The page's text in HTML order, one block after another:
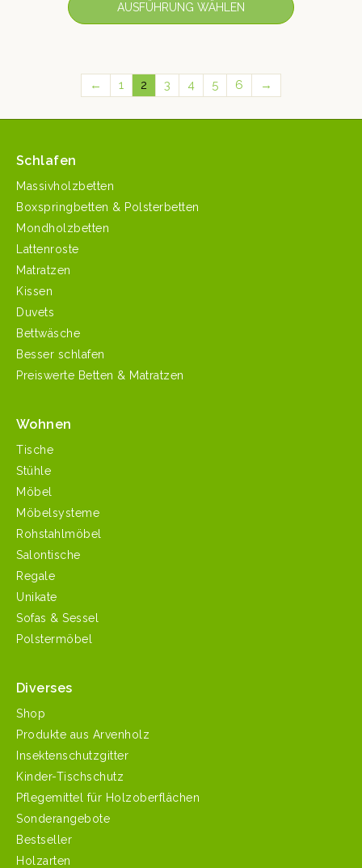
AUSFÜHRUNG WÄHLEN
← 1 2 3 4 5 6 →
Schlafen
Massivholzbetten
Boxspringbetten & Polsterbetten
Mondholzbetten
Lattenroste
Matratzen
Kissen
Duvets
Bettwäsche
Besser schlafen
Preiswerte Betten & Matratzen
Wohnen
Tische
Stühle
Möbel
Möbelsysteme
Rohstahlmöbel
Salontische
Regale
Unikate
Sofas & Sessel
Polstermöbel
Diverses
Shop
Produkte aus Arvenholz
Insektenschutzgitter
Kinder-Tischschutz
Pflegemittel für Holzoberflächen
Sonderangebote
Bestseller
Holzarten